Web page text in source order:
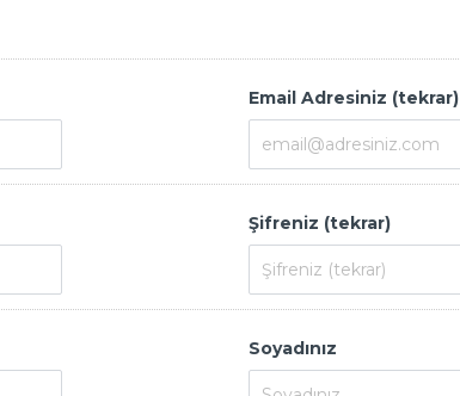
Email Adresiniz (tekrar)
Şifreniz (tekrar)
Soyadınız